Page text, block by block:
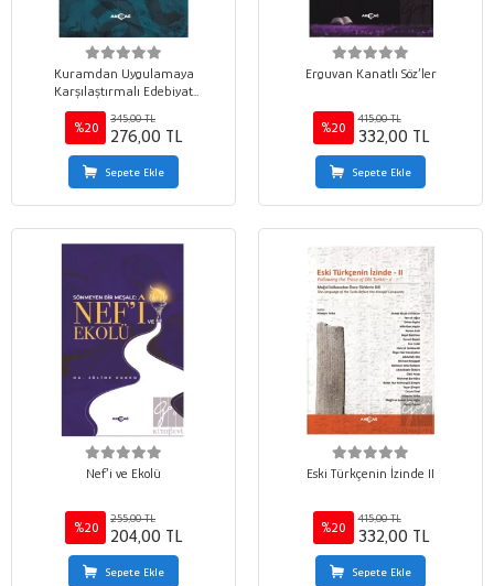
Kuramdan Uygulamaya
Karşılaştırmalı Edebiyat
Çalışmaları 3
%20
345,00 TL
276,00 TL
Sepete Ekle
Erguvan Kanatlı Söz’ler
%20
415,00 TL
332,00 TL
Sepete Ekle
Nef’i ve Ekolü
%20
255,00 TL
204,00 TL
Sepete Ekle
Eski Türkçenin İzinde II
%20
415,00 TL
332,00 TL
Sepete Ekle